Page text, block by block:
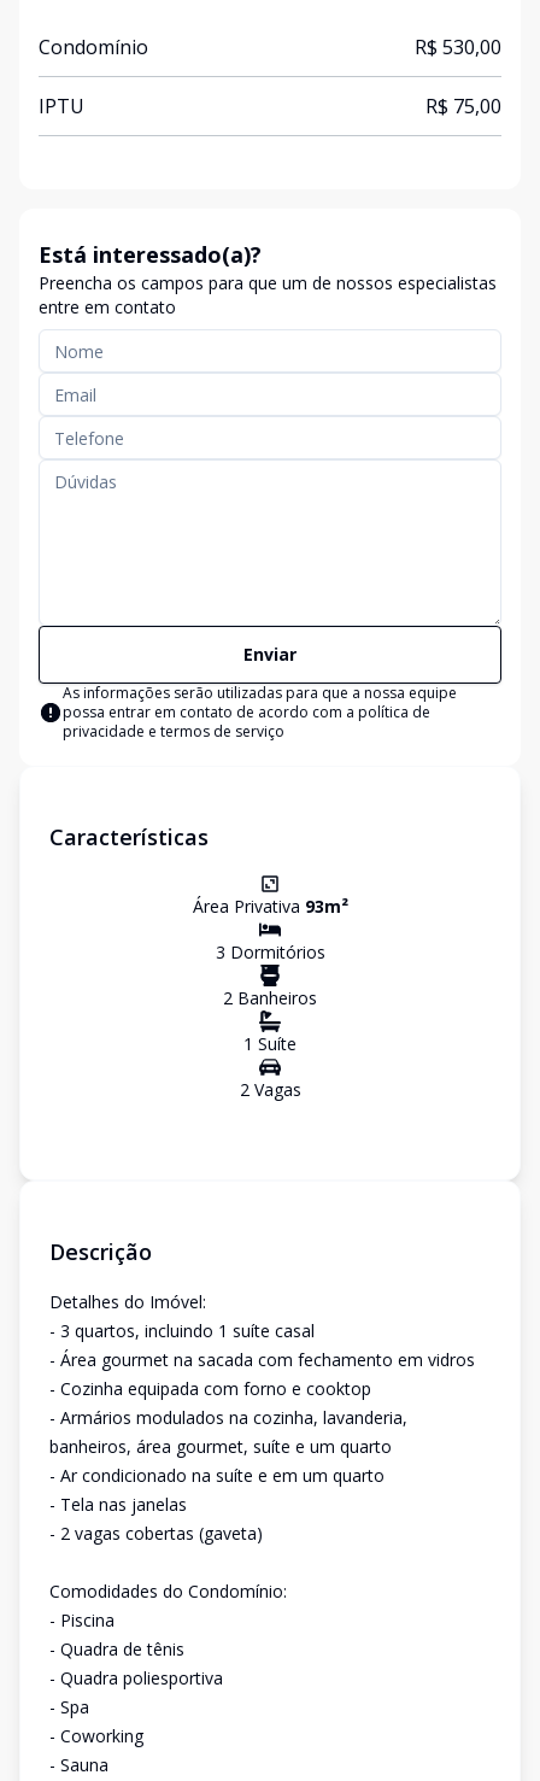
Condomínio R$ 530,00
IPTU R$ 75,00
Está interessado(a)?
Preencha os campos para que um de nossos especialistas
entre em contato
Enviar
As informações serão utilizadas para que a nossa equipe
possa entrar em contato de acordo com a política de
privacidade e termos de serviço
Características
Área Privativa 93m²
3 Dormitórios
2 Banheiros
1 Suíte
2Vagas
Descrição
Detalhes do Imóvel:
- 3 quartos, incluindo 1 suíte casal
- Área gourmet na sacada com fechamento em vidros
- Cozinha equipada com forno e cooktop
- Armários modulados na cozinha, lavanderia,
banheiros, área gourmet, suíte e um quarto
- Ar condicionado na suíte e em um quarto
- Tela nas janelas
- 2 vagas cobertas (gaveta)
Comodidades do Condomínio:
- Piscina
- Quadra de tênis
- Quadra poliesportiva
- Spa
- Coworking
- Sauna